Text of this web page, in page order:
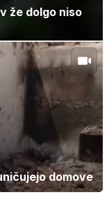
že dolgo niso
domove